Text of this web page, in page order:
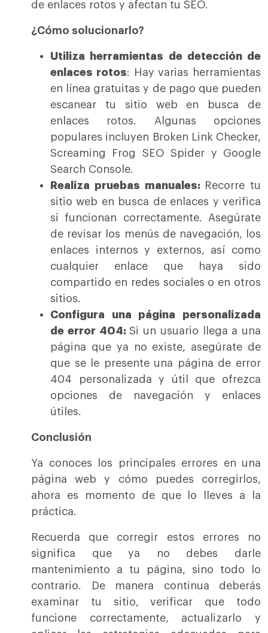
de enlaces rotos y afectan tu SEO.
¿Cómo solucionarlo?
Utiliza herramientas de detección de
enlaces rotos: Hay varias herramientas
en línea gratuitas y de pago que pueden
escanear tu sitio web en busca de
enlaces rotos. Algunas opciones
populares incluyen Broken Link Checker,
Screaming Frog SEO Spider y Google
Search Console.
Realiza pruebas manuales: Recorre tu
sitio web en busca de enlaces y verifica
si funcionan correctamente. Asegúrate
de revisar los menús de navegación, los
enlaces internos y externos, así como
cualquier enlace que haya sido
compartido en redes sociales o en otros
sitios.
Configura una página personalizada
de error 404:Si un usuario llega a una
página que ya no existe, asegúrate de
que se le presente una página de error
404 personalizada y útil que ofrezca
opciones de navegación y enlaces
útiles.
Conclusión
Ya conoces los principales errores en una
página web y cómo puedes corregirlos,
ahora es momento de que lo lleves a la
práctica.
Recuerda que corregir estos errores no
significa que ya no debes darle
mantenimiento a tu página, sino todo lo
contrario. De manera continua deberás
examinar tu sitio, verificar que todo
funcione correctamente, actualizarlo y